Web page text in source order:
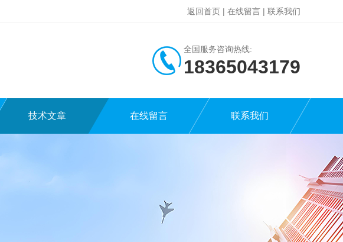
返回首页 | 在线留言 | 联系我们
全国服务咨询热线:
18365043179
技术文章 在线留言 联系我们